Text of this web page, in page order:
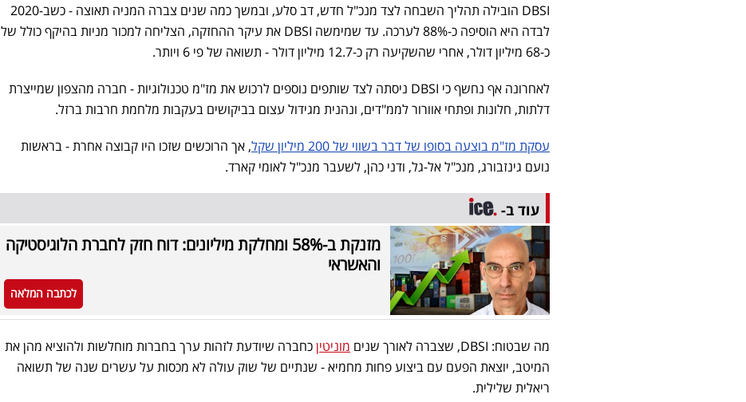
DBSI הובילה תהליך השבחה לצד מנכ"ל חדש, דב סלע, ובמשך כמה שנים צברה המניה תאוצה - כשב-2020
לבדה היא הוסיפה כ-88% לערכה. עד שמימשה DBSI את עיקר ההחזקה, הצליחה למכור מניות בהיקף כולל של
כ-68 מיליון דולר, אחרי שהשקיעה רק כ-12.7 מיליון דולר - תשואה של פי 6 ויותר.
לאחרונה אף נחשף כי DBSI ניסתה לצד שותפים נוספים לרכוש את מז"מ טכנולוגיות - חברה מהצפון שמייצרת
דלתות, חלונות ופתחי אוורור לממ"דים, ונהנית מגידול עצום בביקושים בעקבות מלחמת חרבות ברזל.
עסקת מז"מ בוצעה בסופו של דבר בשווי של 200 מיליון שקל
, אך הרוכשים שזכו היו קבוצה אחרת - בראשות
נועם גינזבורג, מנכ"ל אל-גל, ודני כהן, לשעבר מנכ"ל לאומי קארד.
עוד ב-
מזנקת ב-58% ומחלקת מיליונים: דוח חזק לחברת הלוגיסטיקה
והאשראי
לכתבה המלאה
מה שבטוח: DBSI, שצברה לאורך שנים מוניטיןכחברה שיודעת לזהות ערך בחברות מוחלשות ולהוציא מהן את
המיטב, יוצאת הפעם עם ביצוע פחות מחמיא - שנתיים של שוק עולה לא מכסות על עשרים שנה של תשואה
ריאלית שלילית.